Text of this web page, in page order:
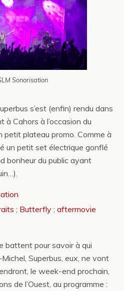
Sonorisation
s’est (enfin) rendu dans
à Cahors à l’occasion du
petit plateau promo. Comme à
un petit set électrique gonflé
bonheur du public ayant
; Butterfly ;aftermovie
battent pour savoir à qui
Superbus, eux, ne vont
le week-end prochain,
de l’Ouest, au programme :